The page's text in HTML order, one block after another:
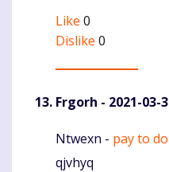
Like 0
Dislike 0
Frgorh - 2021-03-
Komentaras
Ntwexn - pay to
qjvhyq